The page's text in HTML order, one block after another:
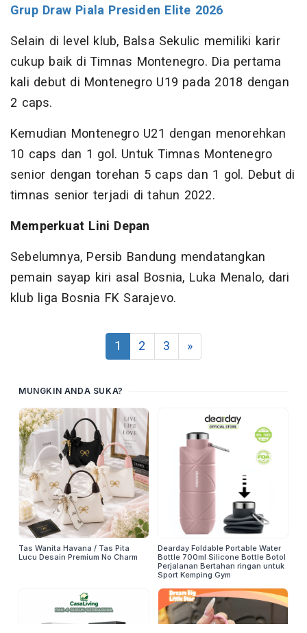
Grup Draw Piala Presiden Elite 2026
Selain di level klub, Balsa Sekulic memiliki karir
cukup baik di Timnas Montenegro. Dia pertama
kali debut di Montenegro U19 pada 2018 dengan
2 caps.
Kemudian Montenegro U21 dengan menorehkan
10 caps dan 1 gol. Untuk Timnas Montenegro
senior dengan torehan 5 caps dan 1 gol. Debut di
timnas senior terjadi di tahun 2022.
Memperkuat Lini Depan
Sebelumnya, Persib Bandung mendatangkan
pemain sayap kiri asal Bosnia, Luka Menalo, dari
klub liga Bosnia FK Sarajevo.
1 2 3 »